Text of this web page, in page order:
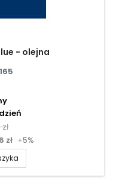
- olejna
zł +5%